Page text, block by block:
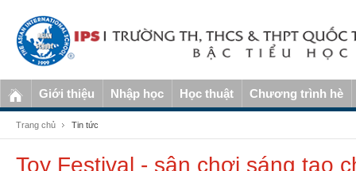
Giới thiệu Nhập học Học thuật Chương trình hè
Trang chủ Tin tức
Toy Festival - sân chơi sáng tạo